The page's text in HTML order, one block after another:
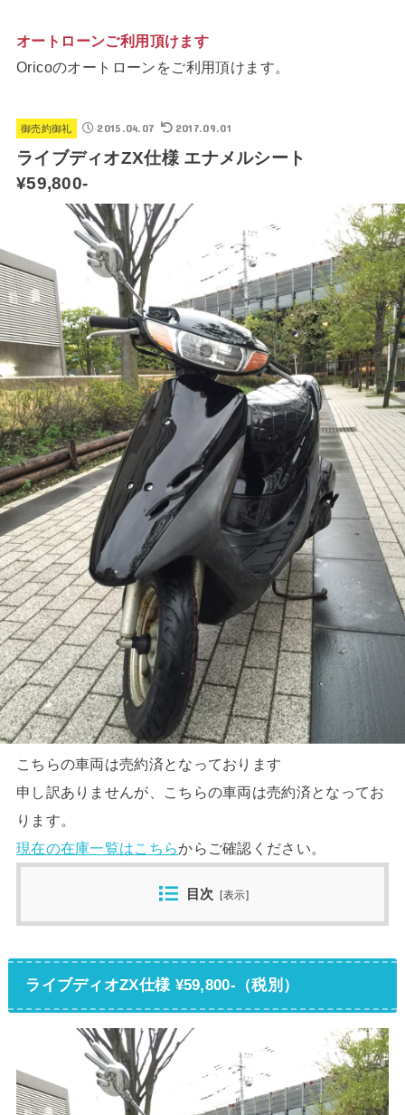
オートローンご利用頂けます
Oricoのオートローンをご利用頂けます。
御売約御礼 2015.04.07 2017.09.01
ライブディオZX仕様 エナメルシート
¥59,800-
こちらの車両は売約済となっております
申し訳ありませんが、こちらの車両は売約済となってお
ります。
現在の在庫一覧はこちらからご確認ください。
目次 [表示]
ライブディオZX仕様 ¥59,800-（税別）